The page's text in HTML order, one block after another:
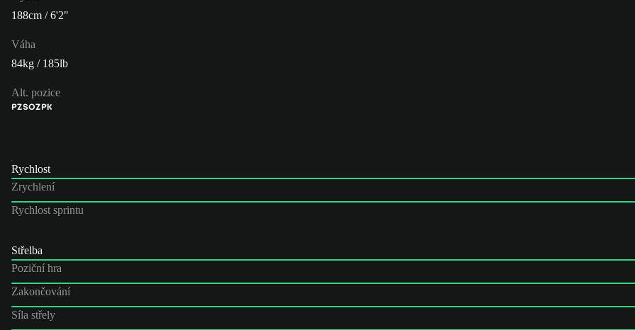
188cm / 6'2"
Váha
84kg / 185lb
Alt. pozice
PZSOZPK
Rychlost
Zrychlení
Rychlost sprintu
Střelba
Poziční hra
Zakončování
Síla střely